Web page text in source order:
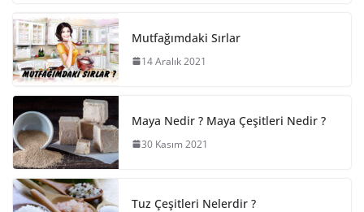
Mutfağımdaki Sırlar
14 Aralık 2021
Maya Nedir ? Maya Çeşitleri Nedir ?
30 Kasım 2021
Tuz Çeşitleri Nelerdir ?